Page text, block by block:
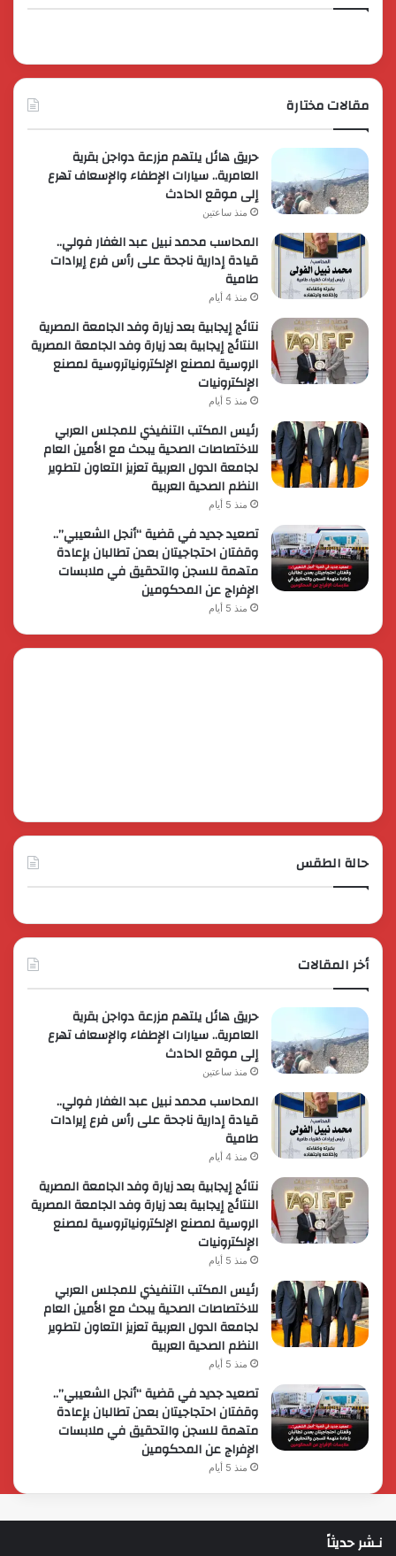
مقالات مختارة
حريق هائل يلتهم مزرعة دواجن بقرية
العامرية.. سيارات الإطفاء والإسعاف تهرع
إلى موقع الحادث
منذ ساعتين
المحاسب محمد نبيل عبد الغفار فولي..
قيادة إدارية ناجحة على رأس فرع إيرادات
طامية
منذ 4 أيام
نتائج إيجابية بعد زيارة وفد الجامعة المصرية
النتائج إيجابية بعد زيارة وفد الجامعة المصرية
الروسية لمصنع الإلكترونياتروسية لمصنع
الإلكترونيات
منذ 5 أيام
رئيس المكتب التنفيذي للمجلس العربي
للاختصاصات الصحية يبحث مع الأمين العام
لجامعة الدول العربية تعزيز التعاون لتطوير
النظم الصحية العربية
منذ 5 أيام
تصعيد جديد في قضية “أنجل الشعيبي”..
وقفتان احتجاجيتان بعدن تطالبان بإعادة
متهمة للسجن والتحقيق في ملابسات
الإفراج عن المحكومين
منذ 5 أيام
حالة الطقس
أخر المقالات
حريق هائل يلتهم مزرعة دواجن بقرية
العامرية.. سيارات الإطفاء والإسعاف تهرع
إلى موقع الحادث
منذ ساعتين
المحاسب محمد نبيل عبد الغفار فولي..
قيادة إدارية ناجحة على رأس فرع إيرادات
طامية
منذ 4 أيام
نتائج إيجابية بعد زيارة وفد الجامعة المصرية
النتائج إيجابية بعد زيارة وفد الجامعة المصرية
الروسية لمصنع الإلكترونياتروسية لمصنع
الإلكترونيات
منذ 5 أيام
رئيس المكتب التنفيذي للمجلس العربي
للاختصاصات الصحية يبحث مع الأمين العام
لجامعة الدول العربية تعزيز التعاون لتطوير
النظم الصحية العربية
منذ 5 أيام
تصعيد جديد في قضية “أنجل الشعيبي”..
وقفتان احتجاجيتان بعدن تطالبان بإعادة
متهمة للسجن والتحقيق في ملابسات
الإفراج عن المحكومين
منذ 5 أيام
نـشر حديثاً